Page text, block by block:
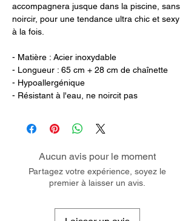
accompagnera jusque dans la piscine, sans
noircir, pour une tendance ultra chic et sexy
à la fois.
- Matière : Acier inoxydable
- Longueur : 65 cm + 28 cm de chaînette
- Hypoallergénique
- Résistant à l'eau, ne noircit pas
Aucun avis pour le moment
Partagez votre expérience, soyez le
premier à laisser un avis.